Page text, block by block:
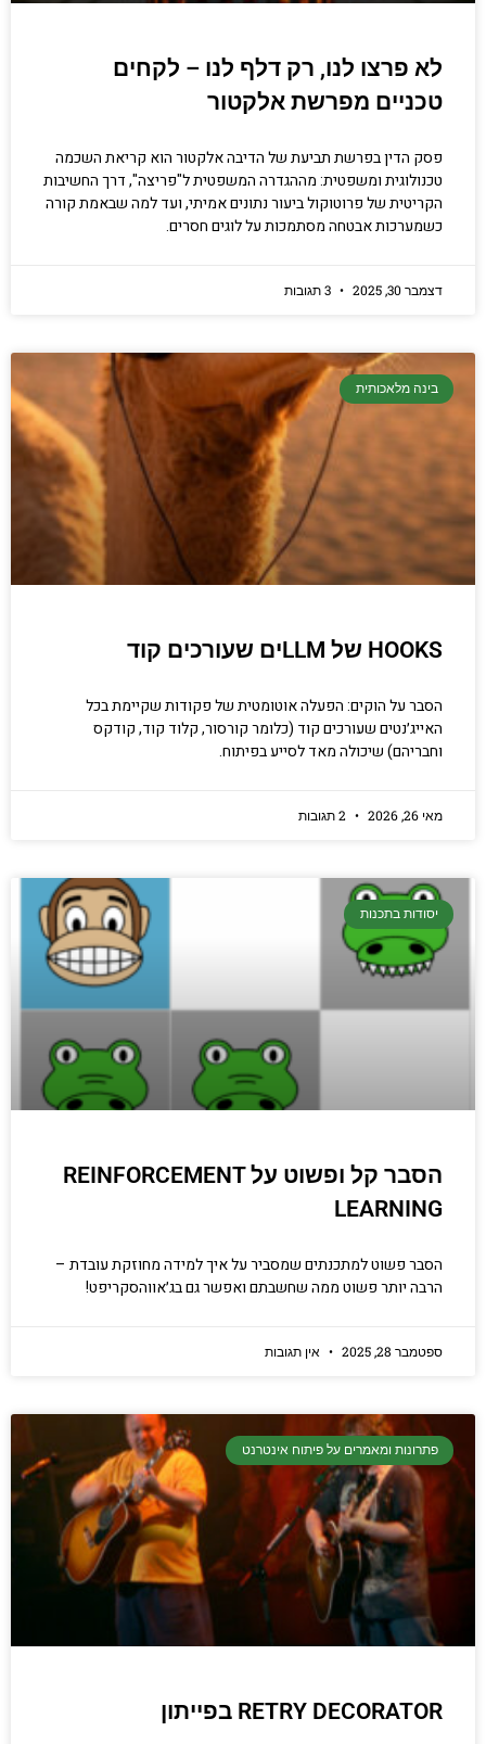
לא פרצו לנו, רק דלף לנו – לקחים
טכניים מפרשת אלקטור
פסק הדין בפרשת תביעת של הדיבה אלקטור הוא קריאת השכמה
טכנולוגית ומשפטית: מההגדרה המשפטית ל"פריצה", דרך החשיבות
הקריטית של פרוטוקול ביעור נתונים אמיתי, ועד למה שבאמת קורה
כשמערכות אבטחה מסתמכות על לוגים חסרים.
דצמבר 30, 2025
בינה מלאכותית
HOOKS של LLMים שעורכים קוד
הסבר על הוקים: הפעלה אוטומטית של פקודות שקיימת בכל
האייג׳נטים שעורכים קוד (כלומר קורסור, קלוד קוד, קודקס
וחבריהם) שיכולה מאד לסייע בפיתוח.
מאי 26, 2026
יסודות בתכנות
הסבר קל ופשוט על REINFORCEMENT
LEARNING
הסבר פשוט למתכנתים שמסביר על איך למידה מחוזקת עובדת –
הרבה יותר פשוט ממה שחשבתם ואפשר גם בג׳אווהסקריפט!
ספטמבר 28, 2025 אין תגובות
פתרונות ומאמרים על פיתוח אינטרנט
RETRY DECORATOR בפייתון